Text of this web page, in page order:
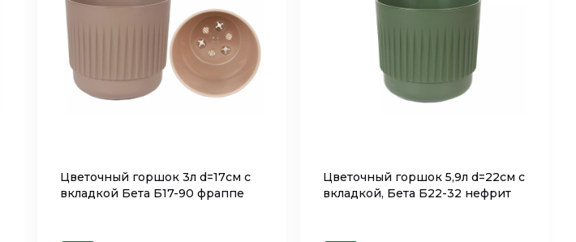
Цветочный горшок 3л d=17см с
вкладкой Бета Б17-90 фраппе
Цветочный горшок 5,9л d=22см с
вкладкой, Бета Б22-32 нефрит